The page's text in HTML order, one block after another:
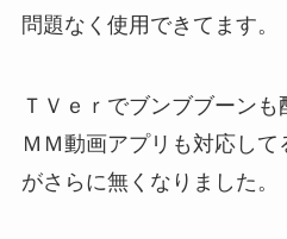
問題なく使用できてます。
ＴＶｅｒでブンブブーン
ＭＭ動画アプリも対応し
がさらに無くなりました。